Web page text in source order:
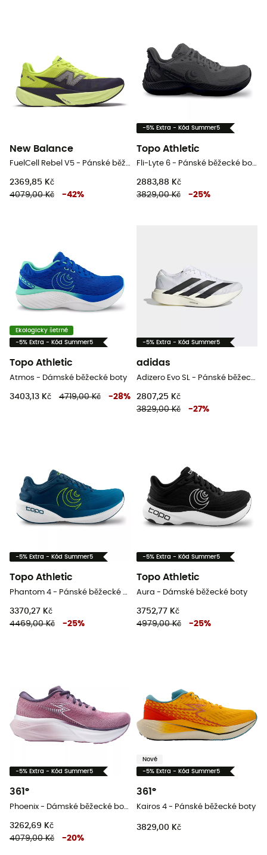
New Balance
FuelCell Rebel V5 - Pánské běžecké boty
2369,85 Kč
4079,00 Kč
-42%
-5% Extra - Kód Summer5
Topo Athletic
Fli-Lyte 6 - Pánské běžecké boty
2883,88 Kč
3829,00 Kč
-25%
Ekologicky šetrné
-5% Extra - Kód Summer5
Topo Athletic
Atmos - Dámské běžecké boty
3403,13 Kč 4719,00 Kč -28%
-5% Extra - Kód Summer5
adidas
Adizero Evo SL - Pánské běžecké boty
2807,25 Kč
3829,00 Kč
-27%
-5% Extra - Kód Summer5
Topo Athletic
Phantom 4 - Pánské běžecké boty
3370,27 Kč
4469,00 Kč
-25%
-5% Extra - Kód Summer5
Topo Athletic
Aura - Dámské běžecké boty
3752,77 Kč
4979,00 Kč
-25%
-5% Extra - Kód Summer5
361°
Phoenix - Dámské běžecké boty
3262,69 Kč
4079,00 Kč
-20%
Nové
-5% Extra - Kód Summer5
361°
Kairos 4 - Pánské běžecké boty
3829,00 Kč